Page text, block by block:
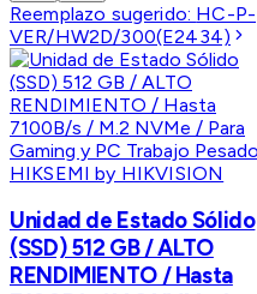
Reemplazo sugerido: HC-P-
VER/HW2D/300(E2434)
HIKSEMI by HIKVISION
Unidad de Estado Sólido
(SSD) 512 GB / ALTO
RENDIMIENTO / Hasta